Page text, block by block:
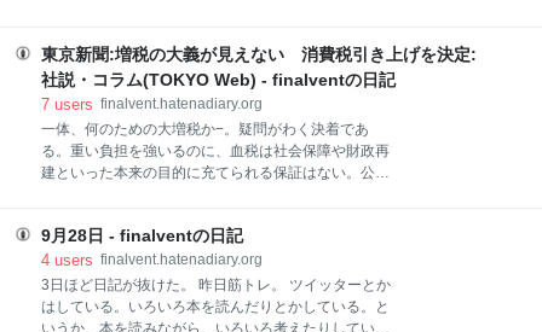
料や窓口負担だけでは足りない。国や自治体が多額の
予算を投じており、国の社会保障費は年に１兆円ほど
膨らみ続ける。 将来の世
みられる。 コアコアCPIが低迷しデフレが継続してい
るなかで消費税増税をすれば、明白に経済は低迷す
る。不透明なのは、どこまで落ち込むかということ。
さらに懸念されるのは雇用情勢だ。８月の失業率は３
か月ぶりに４％台に上昇し、サラリーマンの給与も減
少が続いている。 首相は、「大胆な経済対策を果断に
善の基本はデフレ回復に後続すること。だから、まず
デフレの解消が重要だった。 首相の主導で実効税率引
き下げに道筋をつけた意味は大きい。 ただし、消費税
を増税する一方で、企業
東京新聞:増税の大義が見えない 消費税引き上げを決定:
社説・コラム(TOKYO Web) - finalventの日記
7 users finalvent.hatenadiary.org
一体、何のための大増税か−。疑問がわく決着であ
る。重い負担を強いるのに、血税は社会保障や財政再
建といった本来の目的に充てられる保証はない。公共
立つ内容となり、増税のための巨額の経済対策に至っ
ては財政再建に矛盾する。増税の意義がまったく見え
ないのである。 安倍さんもその矛盾はわかってはいる
のだろうけど。 本来なら「社会保障改革のために財源
がこれだけ必要となり、そのために消費税を何％引き
9月28日 - finalventの日記
4 users finalvent.hatenadiary.org
3日ほど日記が抜けた。 昨日筋トレ。 ツイッターとか
はしている。いろいろ本を読んだりとかしている。と
いうか、本を読みながら、いろいろ考えたりしてい